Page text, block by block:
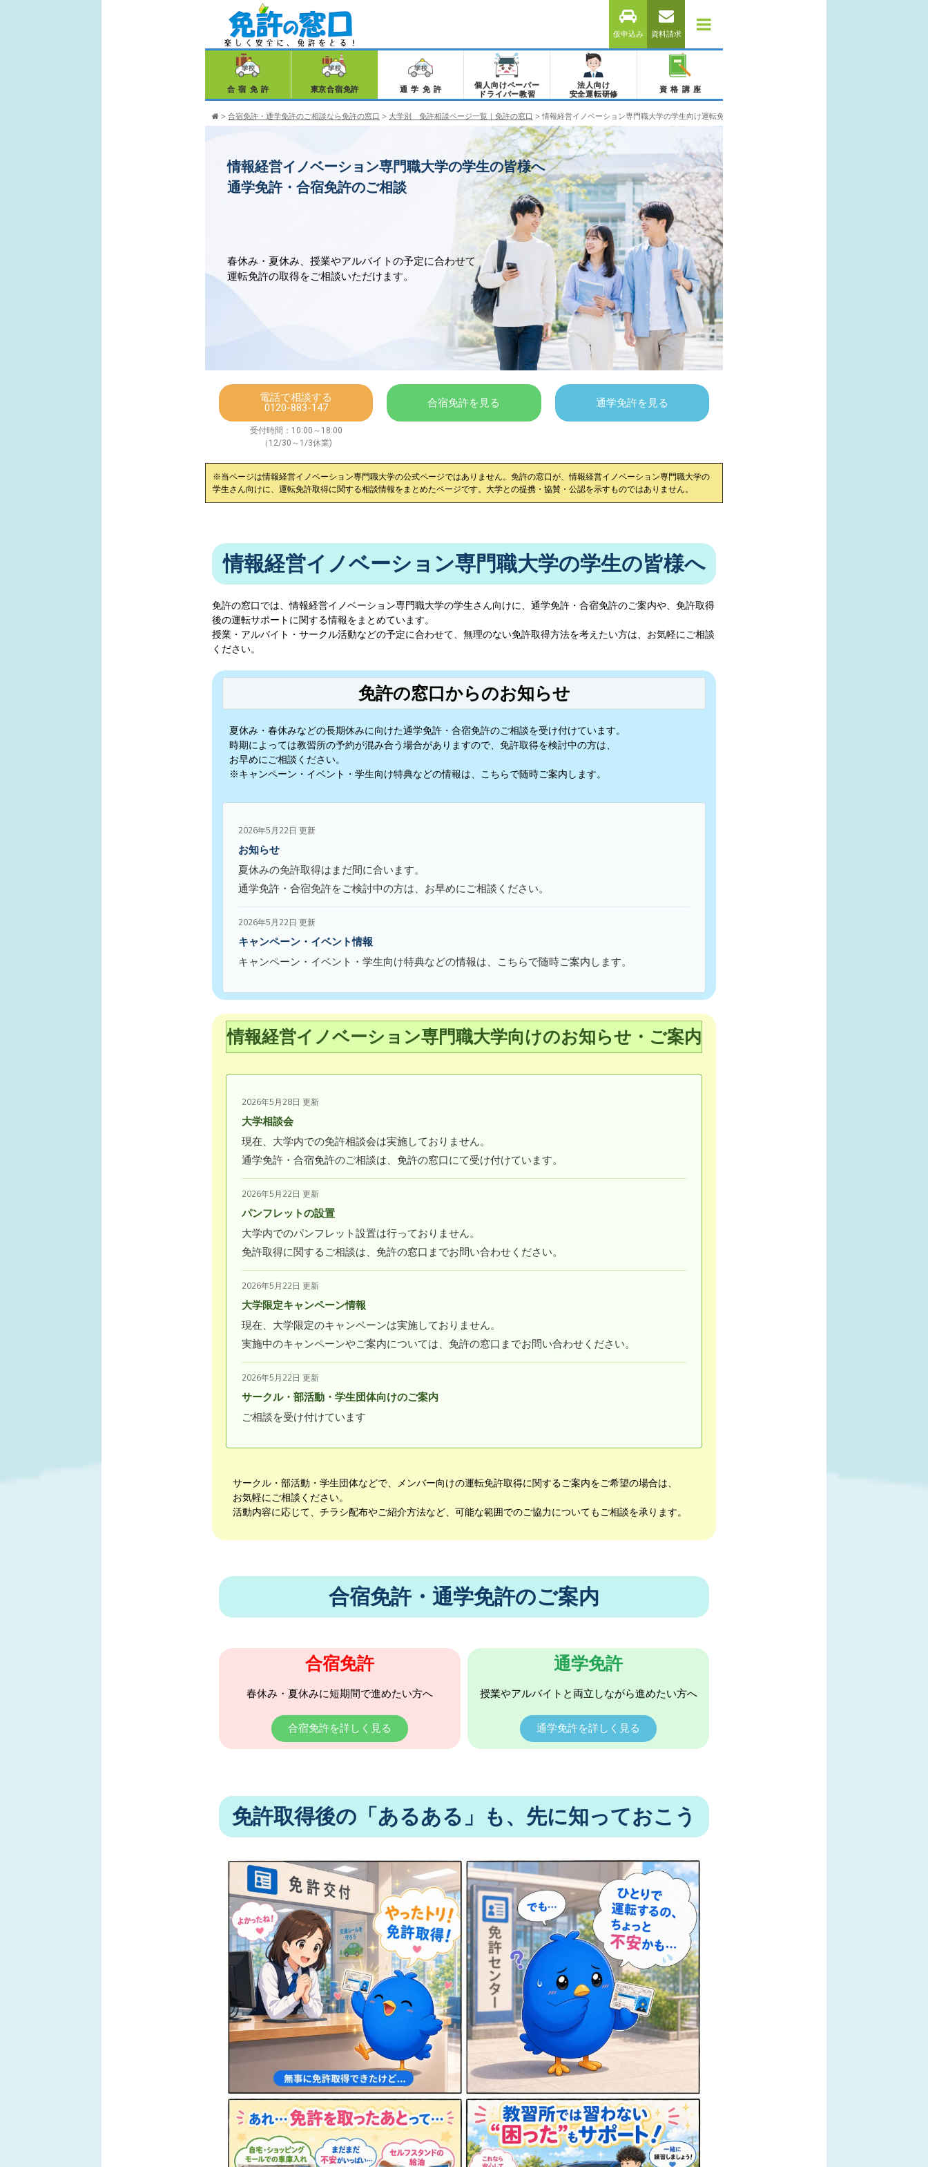
仮申込み 資料請求
合宿免許 東京合宿免許 通学免許
個人向けペーパー
ドライバー教習
法人向け
安全運転研修
資格講座
> 合宿免許・通学免許のご相談なら免許の窓口 > 大学別 免許相談ページ一覧｜免許の窓口 > 情報経営イノベーション専門職大学の学生向け運転免許取得相談｜通学免許・合宿免許
情報経営イノベーション専門職大学の学生の皆様へ
通学免許・合宿免許のご相談
春休み・夏休み、授業やアルバイトの予定に合わせて
運転免許の取得をご相談いただけます。
電話で相談する
0120-883-147
受付時間：10:00～18:00
（12/30～1/3休業)
合宿免許を見る 通学免許を見る
※当ページは情報経営イノベーション専門職大学の公式ページではありません。免許の窓口が、情報経営イノベーション専門職大学の
学生さん向けに、運転免許取得に関する相談情報をまとめたページです。大学との提携・協賛・公認を示すものではありません。
情報経営イノベーション専門職大学の学生の皆様へ
免許の窓口では、情報経営イノベーション専門職大学の学生さん向けに、通学免許・合宿免許のご案内や、免許取得
後の運転サポートに関する情報をまとめています。
授業・アルバイト・サークル活動などの予定に合わせて、無理のない免許取得方法を考えたい方は、お気軽にご相談
ください。
免許の窓口からのお知らせ
夏休み・春休みなどの長期休みに向けた通学免許・合宿免許のご相談を受け付けています。
時期によっては教習所の予約が混み合う場合がありますので、免許取得を検討中の方は、
お早めにご相談ください。
※キャンペーン・イベント・学生向け特典などの情報は、こちらで随時ご案内します。
2026年5月22日 更新
お知らせ
夏休みの免許取得はまだ間に合います。
通学免許・合宿免許をご検討中の方は、お早めにご相談ください。
2026年5月22日 更新
キャンペーン・イベント情報
キャンペーン・イベント・学生向け特典などの情報は、こちらで随時ご案内します。
情報経営イノベーション専門職大学向けのお知らせ・ご案内
2026年5月28日 更新
大学相談会
現在、大学内での免許相談会は実施しておりません。
通学免許・合宿免許のご相談は、免許の窓口にて受け付けています。
2026年5月22日 更新
パンフレットの設置
大学内でのパンフレット設置は行っておりません。
免許取得に関するご相談は、免許の窓口までお問い合わせください。
2026年5月22日 更新
大学限定キャンペーン情報
現在、大学限定のキャンペーンは実施しておりません。
実施中のキャンペーンやご案内については、免許の窓口までお問い合わせください。
2026年5月22日 更新
サークル・部活動・学生団体向けのご案内
ご相談を受け付けています
サークル・部活動・学生団体などで、メンバー向けの運転免許取得に関するご案内をご希望の場合は、
お気軽にご相談ください。
活動内容に応じて、チラシ配布やご紹介方法など、可能な範囲でのご協力についてもご相談を承ります。
合宿免許・通学免許のご案内
合宿免許
春休み・夏休みに短期間で進めたい方へ
合宿免許を詳しく見る
通学免許
授業やアルバイトと両立しながら進めたい方へ
通学免許を詳しく見る
免許取得後の「あるある」も、先に知っておこう